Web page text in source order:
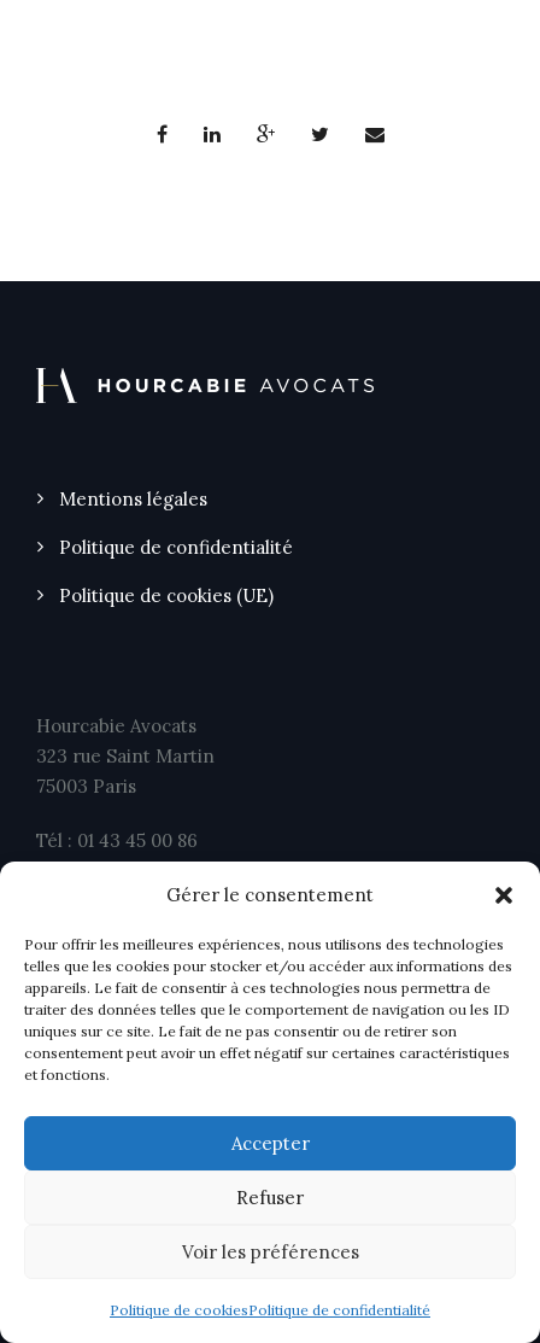
Gérer le consentement
Pour offrir les meilleures expériences, nous utilisons des technologies
telles que les cookies pour stocker et/ou accéder aux informations des
appareils. Le fait de consentir à ces technologies nous permettra de
traiter des données telles que le comportement de navigation ou les ID
uniques sur ce site. Le fait de ne pas consentir ou de retirer son
consentement peut avoir un effet négatif sur certaines caractéristiques
et fonctions.
Accepter
Refuser
Voir les préférences
Politique de cookiesPolitique de confidentialité
Mentions légales
Politique de confidentialité
Politique de cookies (UE)
Hourcabie Avocats
323 rue Saint Martin
75003 Paris
Tél : 01 43 45 00 86
contact@ahavocats.fr